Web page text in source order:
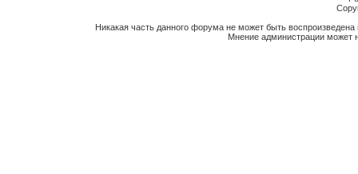
Никакая часть данного форума не может быть
Мнение администрации может